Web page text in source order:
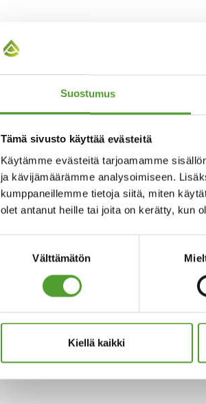
Suostumus
Tämä sivusto käyttää evästeitä
Käytämme evästeitä tarjoamamme
ja kävijämäärämme analysoimiseen.
kumppaneillemme tietoja siitä, miten
olet antanut heille tai joita on kerätty, kun
Välttämätön
Kiellä kaikki